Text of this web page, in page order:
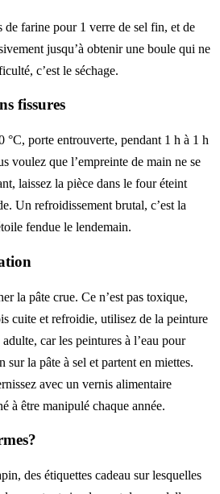
de farine pour 1 verre de sel fin, et de
jusqu’à obtenir une boule qui ne
c’est le séchage.
fissures
°C, porte entrouverte, pendant 1 h à 1 h
voulez que l’empreinte de main ne se
laissez la pièce dans le four éteint
Un refroidissement brutal, c’est la
fendue le lendemain.
la pâte crue. Ce n’est pas toxique,
cuite et refroidie, utilisez de la peinture
car les peintures à l’eau pour
sur la pâte à sel et partent en miettes.
avec un vernis alimentaire
à être manipulé chaque année.
des étiquettes cadeau sur lesquelles